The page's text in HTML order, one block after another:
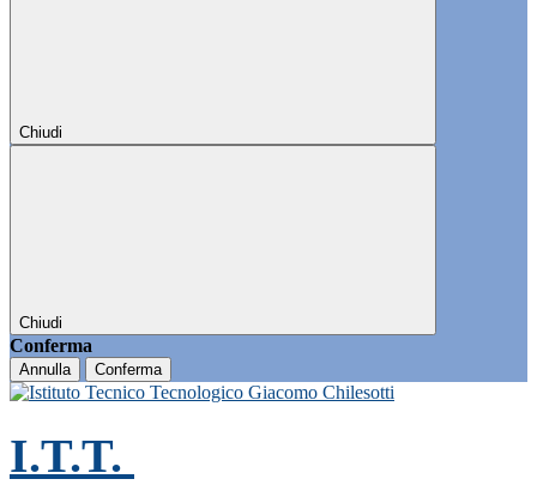
Chiudi
Chiudi
Conferma
Annulla Conferma
I.T.T.